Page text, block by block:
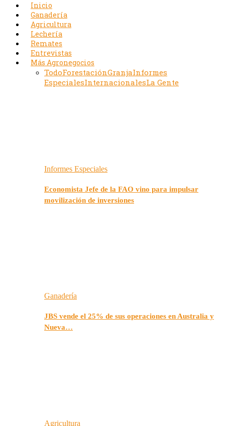
Inicio
Ganadería
Agricultura
Lechería
Remates
Entrevistas
Más Agronegocios
TodoForestaciónGranjaInformes
EspecialesInternacionalesLa Gente
Informes Especiales
Economista Jefe de la FAO vino para impulsar
movilización de inversiones
Ganadería
JBS vende el 25% de sus operaciones en Australia y
Nueva…
Agricultura